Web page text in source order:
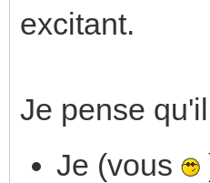
excitant.
Je pense
Je (vous